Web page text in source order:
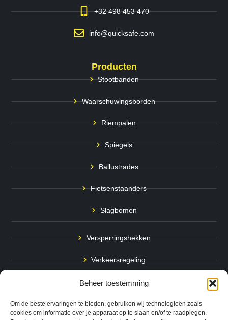
Beheer toestemming
Om de beste ervaringen te bieden, gebruiken wij technologieën zoals
cookies om informatie over je apparaat op te slaan en/of te raadplegen.
+32 498 453 470
info@quicksafe.com
Producten
Stootbanden
Waarschuwingsborden
Riempalen
Spiegels
Ballustrades
Fietsenstaanders
Slagbomen
Versperringshekken
Verkeersregeling
Stadspalen
Afzetpalen